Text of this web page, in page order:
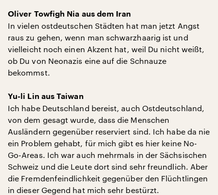
Oliver Towfigh Nia aus dem Iran
In vielen ostdeutschen Städten hat man jetzt Angst
raus zu gehen, wenn man schwarzhaarig ist und
vielleicht noch einen Akzent hat, weil Du nicht weißt,
ob Du von Neonazis eine auf die Schnauze
bekommst.
Yu-li Lin aus Taiwan
Ich habe Deutschland bereist, auch Ostdeutschland,
von dem gesagt wurde, dass die Menschen
Ausländern gegenüber reserviert sind. Ich habe da nie
ein Problem gehabt, für mich gibt es hier keine No-
Go-Areas. Ich war auch mehrmals in der Sächsischen
Schweiz und die Leute dort sind sehr freundlich. Aber
die Fremdenfeindlichkeit gegenüber den Flüchtlingen
in dieser Gegend hat mich sehr bestürzt.